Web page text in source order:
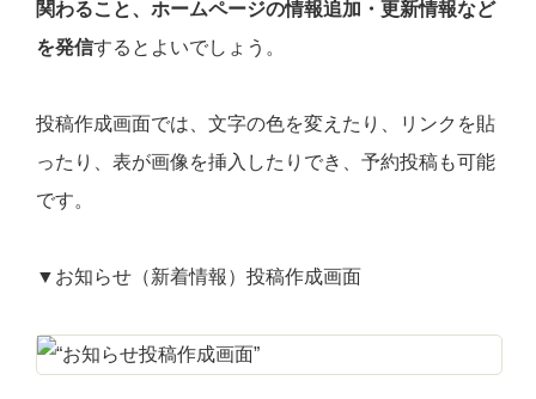
関わること、ホームページの情報追加・更新情報など
を発信するとよいでしょう。
投稿作成画面では、文字の色を変えたり、リンクを貼
ったり、表が画像を挿入したりでき、予約投稿も可能
です。
▼お知らせ（新着情報）投稿作成画面